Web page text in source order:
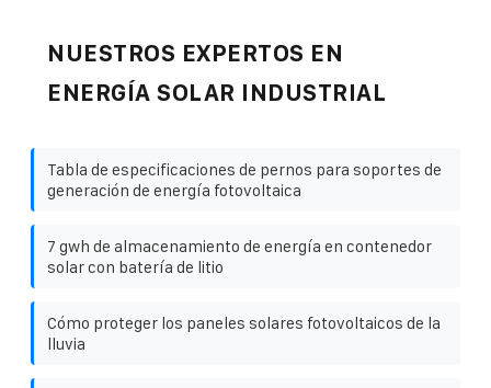
NUESTROS EXPERTOS EN
ENERGÍA SOLAR INDUSTRIAL
Tabla de especificaciones de pernos para soportes de
generación de energía fotovoltaica
7 gwh de almacenamiento de energía en contenedor
solar con batería de litio
Cómo proteger los paneles solares fotovoltaicos de la
lluvia